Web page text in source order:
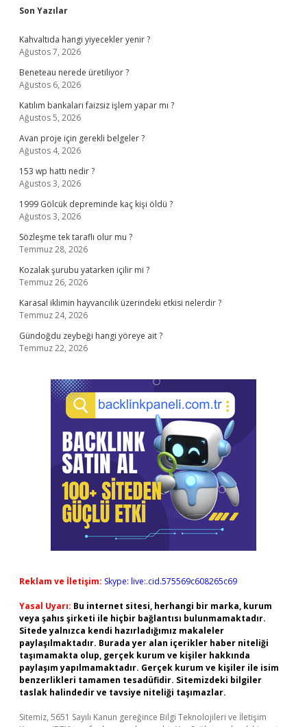
Sidebar
Son Yazılar
Kahvaltıda hangi yiyecekler yenir ?
Ağustos 7, 2026
Beneteau nerede üretiliyor ?
Ağustos 6, 2026
Katılım bankaları faizsiz işlem yapar mı ?
Ağustos 5, 2026
Avan proje için gerekli belgeler ?
Ağustos 4, 2026
153 wp hattı nedir ?
Ağustos 3, 2026
1999 Gölcük depreminde kaç kişi öldü ?
Ağustos 3, 2026
Sözleşme tek taraflı olur mu ?
Temmuz 28, 2026
Kozalak şurubu yatarken içilir mi ?
Temmuz 26, 2026
Karasal iklimin hayvancılık üzerindeki etkisi nelerdir ?
Temmuz 24, 2026
Gündoğdu zeybeği hangi yöreye ait ?
Temmuz 22, 2026
Reklam ve İletişim: Skype: live:.cid.575569c608265c69
Yasal Uyarı: Bu internet sitesi, herhangi bir marka, kurum
veya şahıs şirketi ile hiçbir bağlantısı bulunmamaktadır.
Sitede yalnızca kendi hazırladığımız makaleler
paylaşılmaktadır. Burada yer alan içerikler haber niteliği
taşımamakta olup, gerçek kurum ve kişiler hakkında
paylaşım yapılmamaktadır. Gerçek kurum ve kişiler ile isim
benzerlikleri tamamen tesadüfidir. Sitemizdeki bilgiler
taslak halindedir ve tavsiye niteliği taşımazlar.
Sitemiz, 5651 Sayılı Kanun gereğince Bilgi Teknolojileri ve İletişim